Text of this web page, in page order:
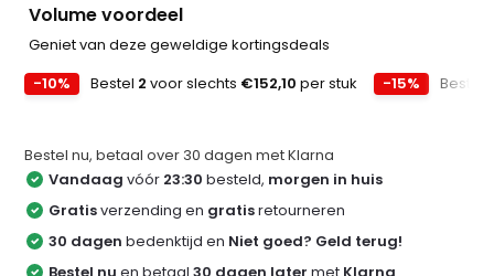
Volume voordeel
Geniet van deze geweldige kortingsdeals
-10%
Bestel 2 voor slechts €152,10 per stuk -15% Bestel
Bestel nu, betaal over 30 dagen met Klarna
Vandaag vóór 23:30 besteld, morgen in huis
Gratisverzending en gratisretourneren
30 dagen bedenktijd en Niet goed? Geld terug!
Bestel nu en betaal30 dagen later met Klarna